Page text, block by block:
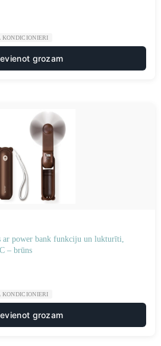
KONDICIONIERI
grozam
power bank funkciju un lukturīti,
– brūns
KONDICIONIERI
grozam